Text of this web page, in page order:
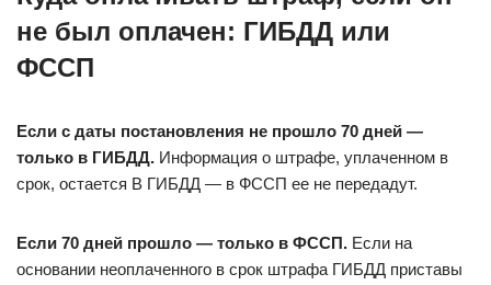
не был оплачен: ГИБДД или
ФССП
Если с даты постановления не прошло 70 дней —
только в ГИБДД. Информация о штрафе, уплаченном в
срок, остается В ГИБДД — в ФССП ее не передадут.
Если 70 дней прошло — только в ФССП. Если на
основании неоплаченного в срок штрафа ГИБДД приставы